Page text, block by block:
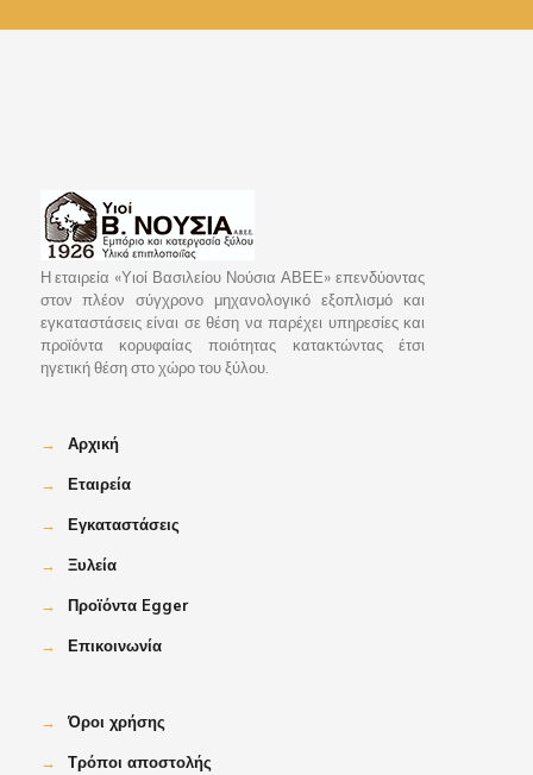
Η εταιρεία «Υιοί Βασιλείου Νούσια ΑΒΕΕ» επενδύοντας
στον πλέον σύγχρονο μηχανολογικό εξοπλισμό και
εγκαταστάσεις είναι σε θέση να παρέχει υπηρεσίες και
προϊόντα κορυφαίας ποιότητας κατακτώντας έτσι
ηγετική θέση στο χώρο του ξύλου.
→
Αρχική
→
Εταιρεία
→
Εγκαταστάσεις
→
Ξυλεία
→
Προϊόντα Egger
→
Επικοινωνία
→
Όροι χρήσης
→
Τρόποι αποστολής